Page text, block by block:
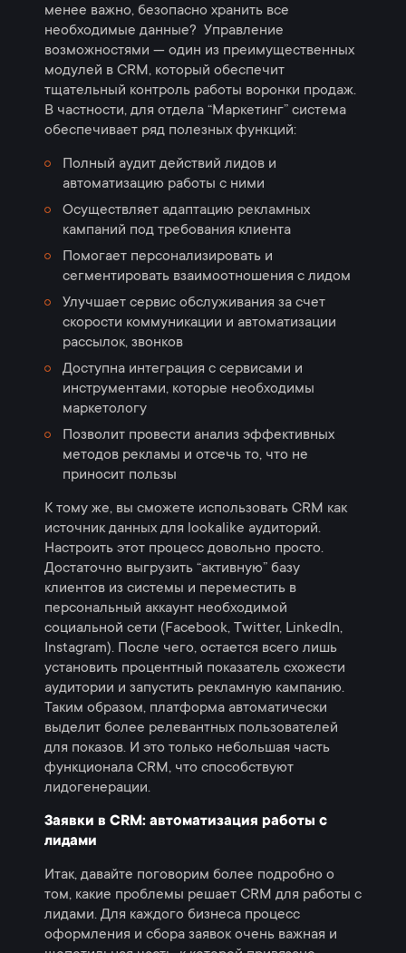
менее важно, безопасно хранить все
необходимые данные? Управление
возможностями — один из преимущественных
модулей в СRM, который обеспечит
тщательный контроль работы воронки продаж.
В частности, для отдела “Маркетинг” система
обеспечивает ряд полезных функций:
Полный аудит действий лидов и
автоматизацию работы с ними
Осуществляет адаптацию рекламных
кампаний под требования клиента
Помогает персонализировать и
сегментировать взаимоотношения с лидом
Улучшает сервис обслуживания за счет
скорости коммуникации и автоматизации
рассылок, звонков
Доступна интеграция с сервисами и
инструментами, которые необходимы
маркетологу
Позволит провести анализ эффективных
методов рекламы и отсечь то, что не
приносит пользы
К тому же, вы сможете использовать CRM как
источник данных для lookalike аудиторий.
Настроить этот процесс довольно просто.
Достаточно выгрузить “активную” базу
клиентов из системы и переместить в
персональный аккаунт необходимой
социальной сети (Facebook, Twitter, LinkedIn,
Instagram). После чего, остается всего лишь
установить процентный показатель схожести
аудитории и запустить рекламную кампанию.
Таким образом, платформа автоматически
выделит более релевантных пользователей
для показов. И это только небольшая часть
функционала CRM, что способствуют
лидогенерации.
Заявки в CRM: автоматизация работы с
лидами
Итак, давайте поговорим более подробно о
том, какие проблемы решает СRM для работы с
лидами. Для каждого бизнеса процесс
оформления и сбора заявок очень важная и